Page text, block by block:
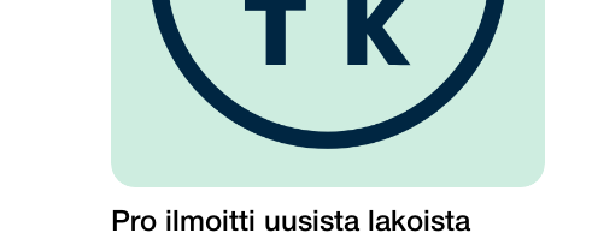
Pro ilmoitti uusista lakoista